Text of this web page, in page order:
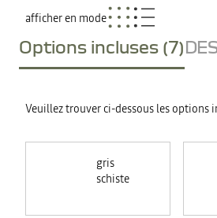
afficher en mode
Options incluses (7)
Veuillez trouver ci-dessous les options
gris
schiste